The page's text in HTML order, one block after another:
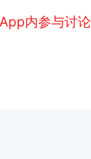
App内参与讨论